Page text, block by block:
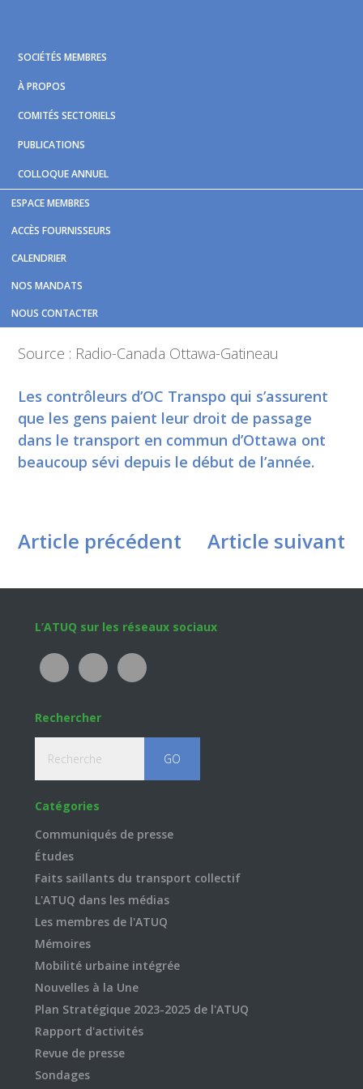
primary
navigation
main
content
footer
ESPACE MEMBRES
ACCÈS FOURNISSEURS
CALENDRIER
NOS MANDATS
NOUS CONTACTER
SOCIÉTÉS MEMBRES
À PROPOS
COMITÉS SECTORIELS
PUBLICATIONS
COLLOQUE ANNUEL
Vous êtes ici :Accueil
OC Transpo sévit contre les
fraudeurs
Source : Radio-Canada Ottawa-Gatineau
Les contrôleurs d’OC Transpo qui s’assurent
que les gens paient leur droit de passage
dans le transport en commun d’Ottawa ont
beaucoup sévi depuis le début de l’année.
Article précédent Article suivant
Footer
L’ATUQ sur les réseaux sociaux
Rechercher
Catégories
Communiqués de presse
Études
Faits saillants du transport collectif
L'ATUQ dans les médias
Les membres de l'ATUQ
Mémoires
Mobilité urbaine intégrée
Nouvelles à la Une
Plan Stratégique 2023-2025 de l'ATUQ
Rapport d'activités
Revue de presse
Sondages